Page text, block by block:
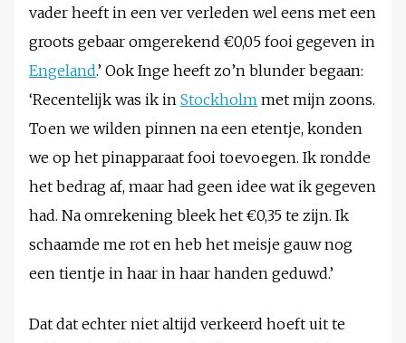
vader heeft in een ver verleden wel eens met een
groots gebaar omgerekend €0,05 fooi gegeven in
Engeland.’ Ook Inge heeft zo’n blunder begaan:
‘Recentelijk was ik in Stockholm met mijn zoons.
Toen we wilden pinnen na een etentje, konden
we op het pinapparaat fooi toevoegen. Ik rondde
het bedrag af, maar had geen idee wat ik gegeven
had. Na omrekening bleek het €0,35 te zijn. Ik
schaamde me rot en heb het meisje gauw nog
een tientje in haar in haar handen geduwd.’
Dat dat echter niet altijd verkeerd hoeft uit te